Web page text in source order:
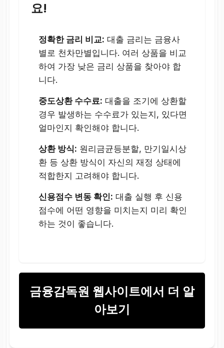
높은 편
대출 한도
신용도에 따라 폭넓게
비교적 소액부터 고액까
승인 가능성
요!
정확한 금리 비교: 대출 금리는 금융사
별로 천차만별입니다. 여러 상품을 비교
하여 가장 낮은 금리 상품을 찾아야 합
니다.
중도상환 수수료: 대출을 조기에 상환할
경우 발생하는 수수료가 있는지, 있다면
얼마인지 확인해야 합니다.
상환 방식: 원리금균등분할, 만기일시상
환 등 상환 방식이 자신의 재정 상태에
적합한지 고려해야 합니다.
신용점수 변동 확인: 대출 실행 후 신용
점수에 어떤 영향을 미치는지 미리 확인
하는 것이 좋습니다.
금융감독원 웹사이트에서 더 알
아보기